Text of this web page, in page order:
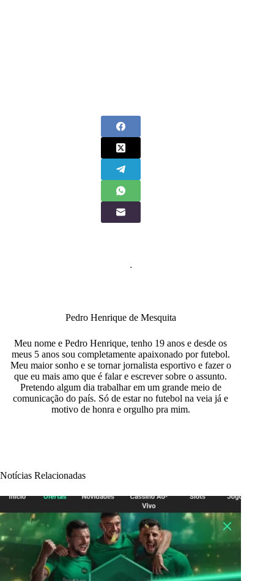
Pedro Henrique de Mesquita
Meu nome e Pedro Henrique, tenho 19 anos e desde os
meus 5 anos sou completamente apaixonado por futebol.
Meu maior sonho e se tornar jornalista esportivo e fazer o
que eu mais amo que é falar e escrever sobre o assunto.
Pretendo algum dia trabalhar em um grande meio de
comunicação do país. Só de estar no futebol na veia já e
motivo de honra e orgulho pra mim.
Notícias Relacionadas